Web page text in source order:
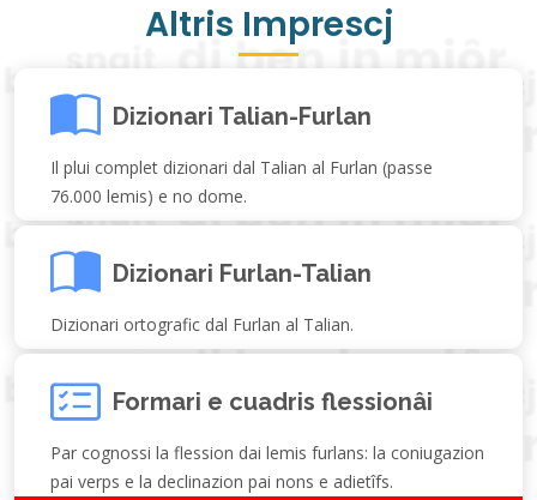
Altris Imprescj
Dizionari Talian-Furlan
Il plui complet dizionari dal Talian al Furlan (passe
76.000 lemis) e no dome.
Dizionari Furlan-Talian
Dizionari ortografic dal Furlan al Talian.
Formari e cuadris flessionâi
Par cognossi la flession dai lemis furlans: la coniugazion
pai verps e la declinazion pai nons e adietîfs.